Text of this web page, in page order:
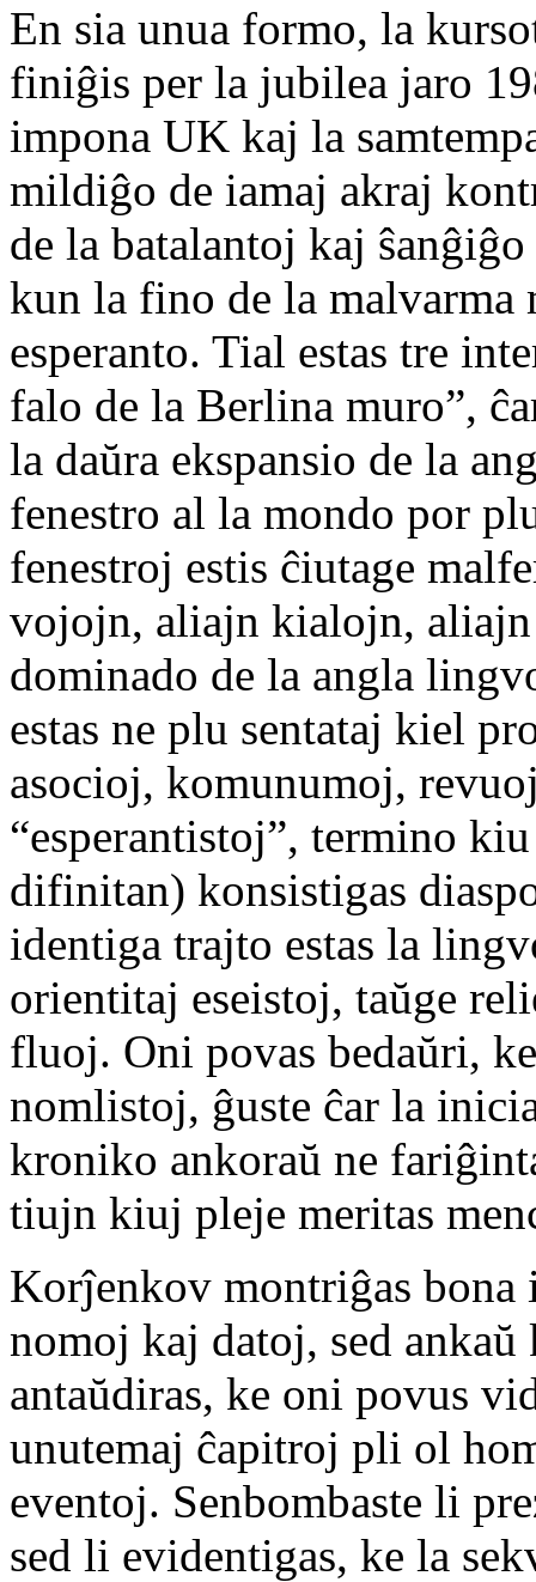
En sia unua formo, la
finiĝis per la jubilea jaro
impona UK kaj la
mildiĝo de iamaj akraj
de la batalantoj kaj
kun la fino de la
esperanto. Tial estas tre
falo de la Berlina muro”,
la daŭra ekspansio de la
fenestro al la mondo por
fenestroj estis ĉiutage
vojojn, aliajn kialojn,
dominado de la angla
estas ne plu sentataj kiel
asocioj, komunumoj,
“esperantistoj”, termino
difinitan) konsistigas
identiga trajto estas la
orientitaj eseistoj, taŭge
fluoj. Oni povas bedaŭri,
nomlistoj, ĝuste ĉar la
kroniko ankoraŭ ne
tiujn kiuj pleje meritas
Korĵenkov montriĝas bona
nomoj kaj datoj, sed
antaŭdiras, ke oni povus
unutemaj ĉapitroj pli ol
eventoj. Senbombaste li
sed li evidentigas, ke la